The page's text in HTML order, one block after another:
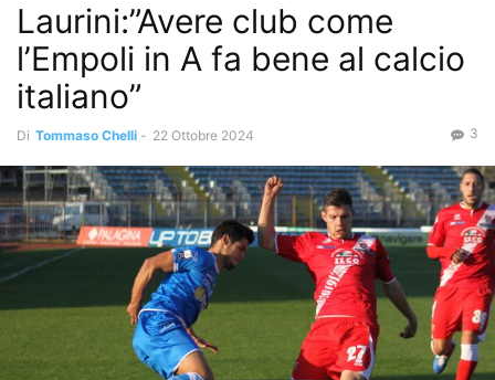
Laurini:”Avere club come
l’Empoli in A fa bene al calcio
italiano”
Di Tommaso Chelli - 22 Ottobre 2024 3